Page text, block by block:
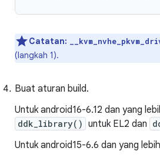
Catatan:
(langkah 1).
Buat aturan build.
Untuk android16-6.12 dan yang
ddk_library() untuk EL2 dan
Untuk android15-6.6 dan yang